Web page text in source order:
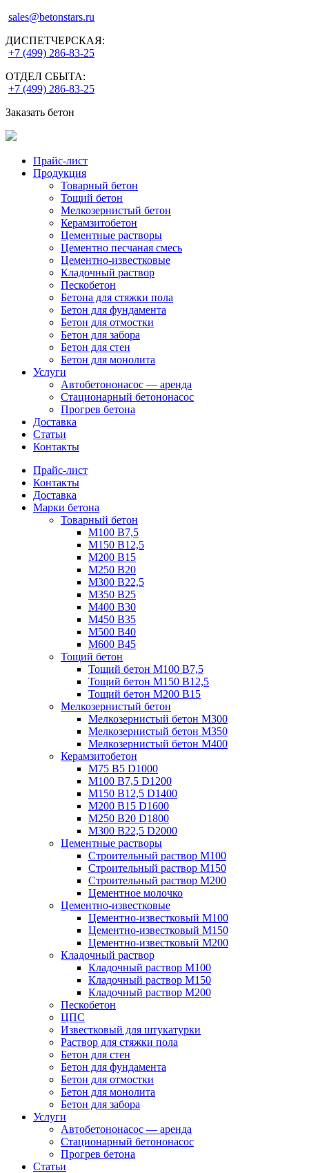
sales@betonstars.ru
ДИСПЕТЧЕРСКАЯ:
+7 (499) 286-83-25
ОТДЕЛ СБЫТА:
+7 (499) 286-83-25
Заказать бетон
Прайс-лист
Продукция
Товарный бетон
Тощий бетон
Мелкозернистый бетон
Керамзитобетон
Цементные растворы
Цементно песчаная смесь
Цементно-известковые
Кладочный раствор
Пескобетон
Бетона для стяжки пола
Бетон для фундамента
Бетон для отмостки
Бетон для забора
Бетон для стен
Бетон для монолита
Услуги
Автобетононасос — аренда
Стационарный бетононасос
Прогрев бетона
Доставка
Статьи
Контакты
Прайс-лист
Контакты
Доставка
Марки бетона
Товарный бетон
М100 В7,5
М150 В12,5
М200 В15
М250 В20
М300 В22,5
М350 В25
М400 В30
М450 В35
М500 В40
М600 В45
Тощий бетон
Тощий бетон М100 В7,5
Тощий бетон М150 В12,5
Тощий бетон М200 В15
Мелкозернистый бетон
Мелкозернистый бетон М300
Мелкозернистый бетон М350
Мелкозернистый бетон М400
Керамзитобетон
М75 В5 D1000
М100 В7,5 D1200
М150 В12,5 D1400
М200 В15 D1600
М250 В20 D1800
М300 В22,5 D2000
Цементные растворы
Строительный раствор М100
Строительный раствор М150
Строительный раствор М200
Цементное молочко
Цементно-известковые
Цементно-известковый М100
Цементно-известковый М150
Цементно-известковый М200
Кладочный раствор
Кладочный раствор М100
Кладочный раствор М150
Кладочный раствор М200
Пескобетон
ЦПС
Известковый для штукатурки
Раствор для стяжки пола
Бетон для стен
Бетон для фундамента
Бетон для отмостки
Бетон для монолита
Бетон для забора
Услуги
Автобетононасос — аренда
Стационарный бетононасос
Прогрев бетона
Статьи